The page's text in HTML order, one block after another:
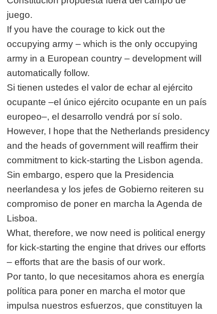
juego.
If you have the courage to kick out the
occupying army – which is the only occupying
army in a European country – development will
automatically follow.
Si tienen ustedes el valor de echar al ejército
ocupante –el único ejército ocupante en un país
europeo–, el desarrollo vendrá por sí solo.
However, I hope that the Netherlands presidency
and the heads of government will reaffirm their
commitment to kick-starting the Lisbon agenda.
Sin embargo, espero que la Presidencia
neerlandesa y los jefes de Gobierno reiteren su
compromiso de poner en marcha la Agenda de
Lisboa.
What, therefore, we now need is political energy
for kick-starting the engine that drives our efforts
– efforts that are the basis of our work.
Por tanto, lo que necesitamos ahora es energía
política para poner en marcha el motor que
impulsa nuestros esfuerzos, que constituyen la